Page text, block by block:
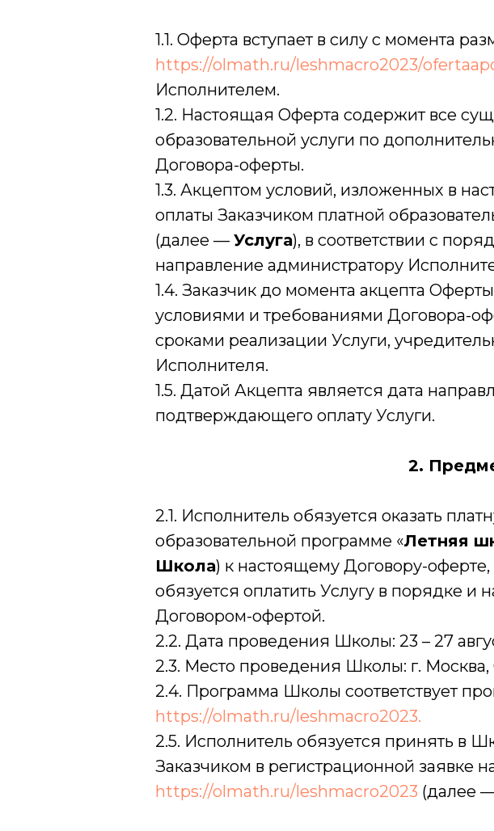
1.1. Оферта вступает в силу с момента
https://olmath.ru/leshmacro2023/
Исполнителем.
1.2. Настоящая Оферта содержит все
образовательной услуги по
Договора-оферты.
1.3. Акцептом условий, изложенных в
оплаты Заказчиком платной
(далее — Услуга), в соответствии с
направление администратору
1.4. Заказчик до момента акцепта
условиями и требованиями Договора-
сроками реализации Услуги,
Исполнителя.
1.5. Датой Акцепта является дата
подтверждающего оплату Услуги.
2.
2.1. Исполнитель обязуется оказать
образовательной программе «Летняя
Школа) к настоящему Договору-
обязуется оплатить Услугу в порядке
Договором-офертой.
2.2. Дата проведения Школы: 23 – 27
2.3. Место проведения Школы: г.
2.4. Программа Школы соответствует
https://olmath.ru/leshmacro2023.
2.5. Исполнитель обязуется принять в
Заказчиком в регистрационной заявке
https://olmath.ru/leshmacro2023 (далее